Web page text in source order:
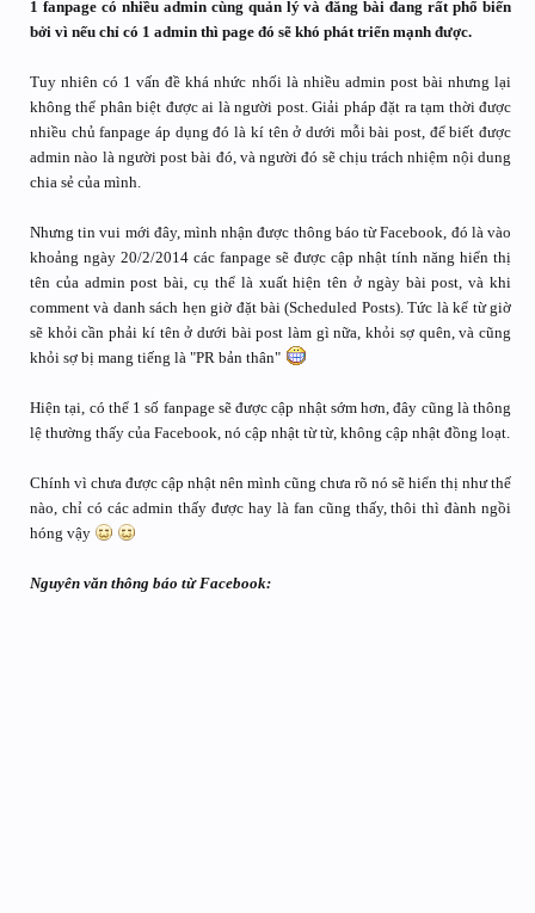
1 fanpage có nhiều admin cùng quản lý và đăng bài đang rất phổ biến
bởi vì nếu chỉ có 1 admin thì page đó sẽ khó phát triển mạnh được.
Tuy nhiên có 1 vấn đề khá nhức nhối là nhiều admin post bài nhưng lại
không thể phân biệt được ai là người post. Giải pháp đặt ra tạm thời được
nhiều chủ fanpage áp dụng đó là kí tên ở dưới mỗi bài post, để biết được
admin nào là người post bài đó, và người đó sẽ chịu trách nhiệm nội dung
chia sẻ của mình.
Nhưng tin vui mới đây, mình nhận được thông báo từ Facebook, đó là vào
khoảng ngày 20/2/2014 các fanpage sẽ được cập nhật tính năng hiển thị
tên của admin post bài, cụ thể là xuất hiện tên ở ngày bài post, và khi
comment và danh sách hẹn giờ đặt bài (Scheduled Posts). Tức là kể từ giờ
sẽ khỏi cần phải kí tên ở dưới bài post làm gì nữa, khỏi sợ quên, và cũng
khỏi sợ bị mang tiếng là "PR bản thân"
Hiện tại, có thể 1 số fanpage sẽ được cập nhật sớm hơn, đây cũng là thông
lệ thường thấy của Facebook, nó cập nhật từ từ, không cập nhật đồng loạt.
Chính vì chưa được cập nhật nên mình cũng chưa rõ nó sẽ hiển thị như thế
nào, chỉ có các admin thấy được hay là fan cũng thấy, thôi thì đành ngồi
hóng vậy
Nguyên văn thông báo từ Facebook: